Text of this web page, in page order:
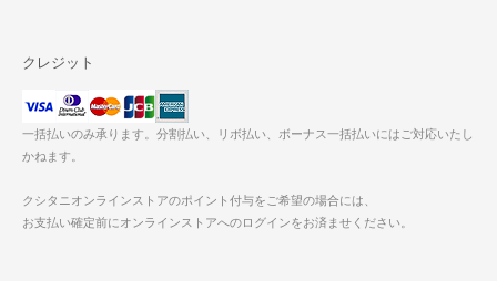
クレジット
一括払いのみ承ります。分割払い、リボ払い、ボーナス一括払いにはご対応いたし
かねます。
クシタニオンラインストアのポイント付与をご希望の場合には、
お支払い確定前にオンラインストアへのログインをお済ませください。